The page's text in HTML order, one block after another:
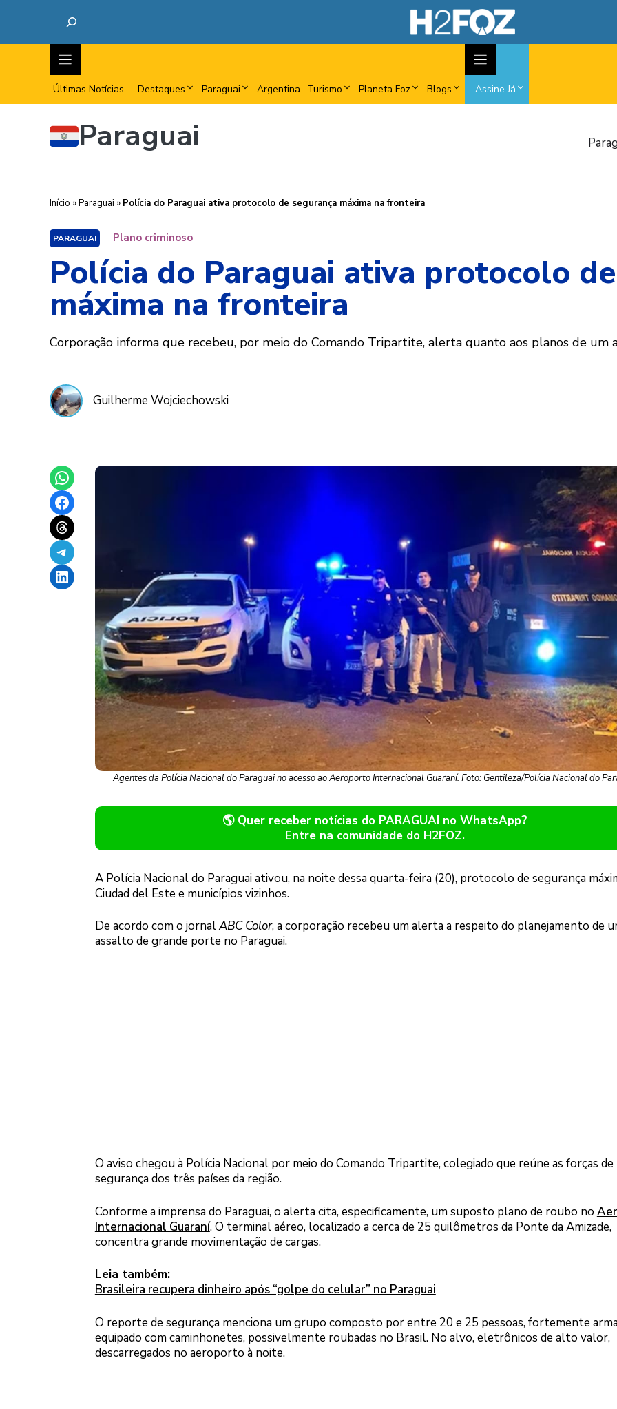
Últimas Notícias Destaques Paraguai Argentina Turismo Planeta Foz Blogs Assine Já
Paraguai
Início »Paraguai » Polícia do Paraguai ativa protocolo de segurança máxima na fronteira
PARAGUAI Plano criminoso
Polícia do Paraguai ativa protocolo
máxima na fronteira
Corporação informa que recebeu, por meio do Comando Tripartite, alerta quanto aos planos de um
Guilherme Wojciechowski
Share on WhatsApp
Share on Facebook
Share on Threads
Share on Telegram
Share on LinkedIn
Agentes da Polícia Nacional do Paraguai no acesso ao Aeroporto Internacional Guaraní. Foto: Gentileza/Polícia Nacional do
🌎 Quer receber notícias do PARAGUAI no WhatsApp?
Entre na comunidade do H2FOZ.
A Polícia Nacional do Paraguai ativou, na noite dessa quarta-feira (20), protocolo de segurança
Ciudad del Este e municípios vizinhos.
De acordo com o jornalABC Color, a corporação recebeu um alerta a respeito do planejamento de
assalto de grande porte no Paraguai.
O aviso chegou à Polícia Nacional por meio do Comando Tripartite, colegiado que reúne as forças de
segurança dos três países da região.
Conforme a imprensa do Paraguai, o alerta cita, especificamente, um suposto plano de roubo no
Internacional Guaraní. O terminal aéreo, localizado a cerca de 25 quilômetros da Ponte da Amizade,
concentra grande movimentação de cargas.
Leia também:
Brasileira recupera dinheiro após “golpe do celular” no Paraguai
O reporte de segurança menciona um grupo composto por entre 20 e 25 pessoas, fortemente
equipado com caminhonetes, possivelmente roubadas no Brasil. No alvo, eletrônicos de alto valor,
descarregados no aeroporto à noite.